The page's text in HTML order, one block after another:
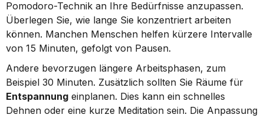
Pomodoro-Technik an Ihre Bedürfnisse anzupassen.
Überlegen Sie, wie lange Sie konzentriert arbeiten
können. Manchen Menschen helfen kürzere Intervalle
von 15 Minuten, gefolgt von Pausen.
Andere bevorzugen längere Arbeitsphasen, zum
Entspannung einplanen. Dies kann ein schnelles
Dehnen oder eine kurze Meditation sein. Die Anpassung